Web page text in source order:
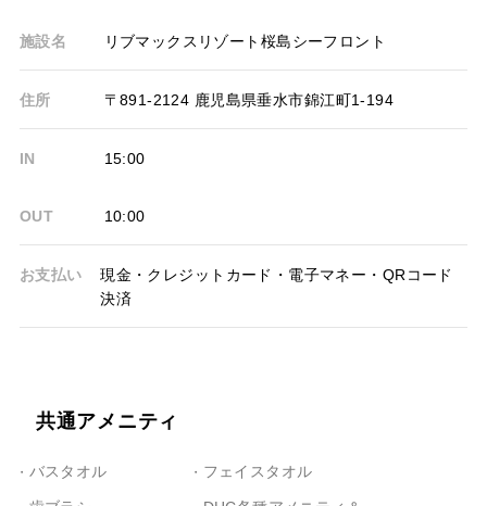
施設名 リブマックスリゾート桜島シーフロント
住所 〒891-2124 鹿児島県垂水市錦江町1-194
IN 15:00
OUT 10:00
お支払い
現金・クレジットカード・電子マネー・QRコード
決済
共通アメニティ
バスタオル フェイスタオル